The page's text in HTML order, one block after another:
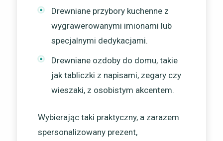
Drewniane przybory kuchenne z
wygrawerowanymi imionami lub
specjalnymi dedykacjami.
Drewniane ozdoby do domu, takie
jak tabliczki z napisami, zegary czy
wieszaki, z osobistym akcentem.
Wybierając taki praktyczny, a zarazem
spersonalizowany prezent,